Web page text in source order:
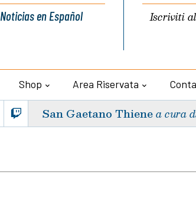
Noticiasen Español Iscriviti
Shop Area Riservata
San Gaetano Thiene a cura